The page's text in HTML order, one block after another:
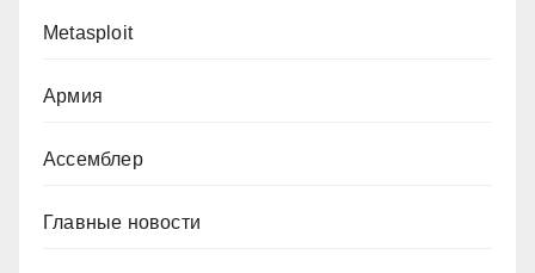
Metasploit
Армия
Ассемблер
Главные новости